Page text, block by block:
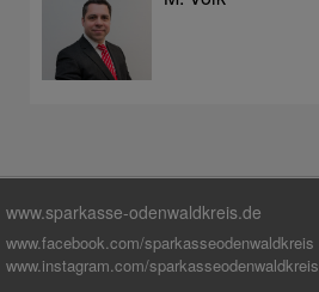
www.sparkasse-odenwaldkreis.de
www.facebook.com/sparkasseodenwaldkreis
www.instagram.com/sparkasseodenwaldkreis